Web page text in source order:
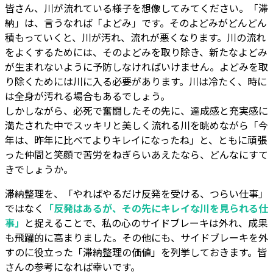
皆さん、川が流れている様子を想像してみてください。「滞
納」は、言うなれば「よどみ」です。そのよどみがどんどん
積もっていくと、川が汚れ、流れが悪くなります。川の流れ
をよくするためには、そのよどみを取り除き、新たなよどみ
が生まれないように予防しなければいけません。よどみを取
り除くためには川に入る必要があります。川は冷たく、時に
は全身が汚れる場合もあるでしょう。
しかしながら、必死で奮闘したその先に、達成感と充実感に
満たされた中でスッキリと美しく流れる川を眺めながら「今
年は、昨年に比べてよりキレイになったね」と、ともに頑張
った仲間と笑顔で苦労をねぎらいあえたなら、どんなにすて
きでしょうか。
滞納整理を、「やればやるだけ反発を受ける、つらい仕事」
ではなく 「反発はあるが、その先にキレイな川を見られる仕
事」 と捉えることで、私の心のサイドブレーキは外れ、成果
も飛躍的に高まりました。その他にも、サイドブレーキを外
すのに役立った「滞納整理の価値」を列挙しておきます。皆
さんの参考になれば幸いです。